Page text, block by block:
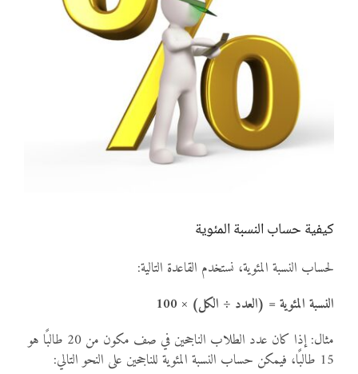
كيفية حساب النسبة المئوية
لحساب النسبة المئوية، نستخدم القاعدة التالية:
النسبة المئوية = (العدد ÷ الكل) × 100
مثال: إذا كان عدد الطلاب الناجحين في صف مكون من 20 طالبًا هو
15 طالبًا، فيمكن حساب النسبة المئوية للناجحين على النحو التالي: